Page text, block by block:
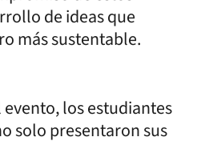
de ideas que
más sustentable.
los estudiantes
solo presentaron sus